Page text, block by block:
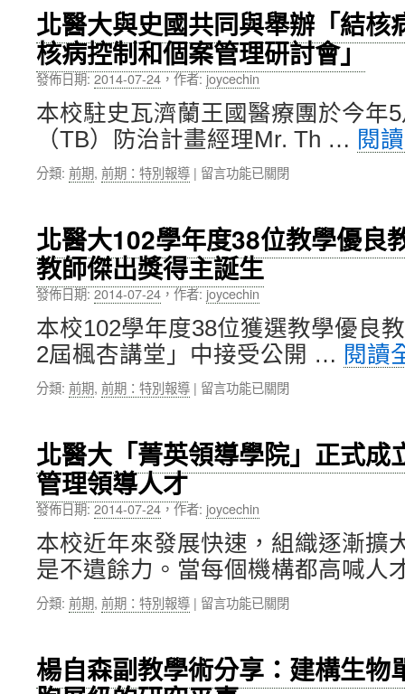
壽
合
作，
攜
手
照
顧
VIP
員
康〉
中
捐
資
～
頒
贈
百
萬
捐
款
人
暨
轉
頒
教
育
部
獎
勵
資
事
業
中
北醫大與史國共同與舉辦「結核
核病控制和個案管理研討會」
發佈日期:2014-07-24，作者: joycechin
本校駐史瓦濟蘭王國醫療團於今年
（TB）防治計畫經理Mr. Th … 閱
分類: 前期, 前期：特別報導 | 在
大
與
史
國
共
同
與
舉
辦
「結
及
多
重
藥
性
結
核
控
個
案
留言功能已關閉
北醫大102學年度38位教學優良
教師傑出獎得主誕生
發佈日期:2014-07-24，作者: joycechin
本校102學年度38位獲選教學優良
2屆楓杏講堂」中接受公開 … 閱讀
分類: 前期, 前期：特別報導 | 在
大
102
學
度
38
位
教
優
師
獲
留言功能已關閉
北醫大「菁英領導學院」正式成
管理領導人才
發佈日期:2014-07-24，作者: joycechin
本校近年來發展快速，組織逐漸擴
是不遺餘力。當每個機構都高喊
分類: 前期, 前期：特別報導 | 在
大
「菁
留言功能已關閉
楊自森副教學術分享：建構生物